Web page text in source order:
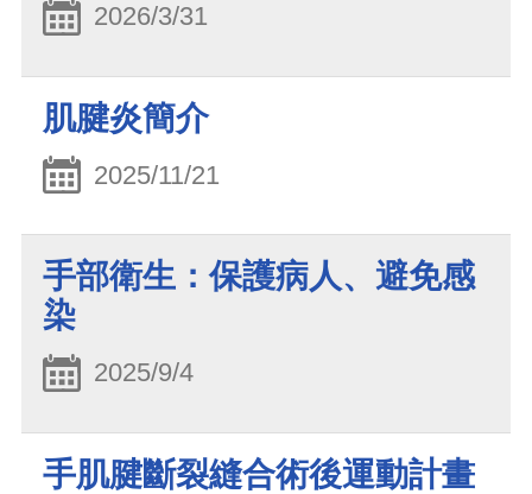
2026/3/31
肌腱炎簡介
2025/11/21
手部衛生：保護病人、避免感
染
2025/9/4
手肌腱斷裂縫合術後運動計畫